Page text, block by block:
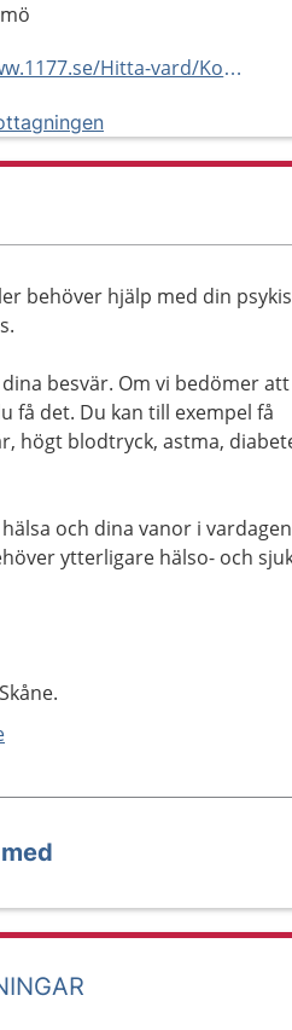
https://www.1177.se/Hitta-vard/Kontakt/?hsaid=SE162321000255-O11105
behöver hjälp med din
besvär. Om vi bedömer att
få det. Du kan till exempel få
högt blodtryck, astma,
och dina vanor i
ytterligare hälso- och